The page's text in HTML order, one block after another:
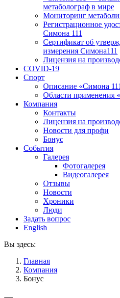
метаболограф в мире
Мониторинг
Регистрационное
Симона 111
Сертификат об
измерения Симона111
Лицензия на
COVID-19
Спорт
Описание «Симона
Области применения
Компания
Контакты
Лицензия на
Новости для профи
Бонус
События
Галерея
Фотогалерея
Видеогалерея
Отзывы
Новости
Хроники
Люди
Задать вопрос
English
Вы здесь:
Главная
Компания
Бонус